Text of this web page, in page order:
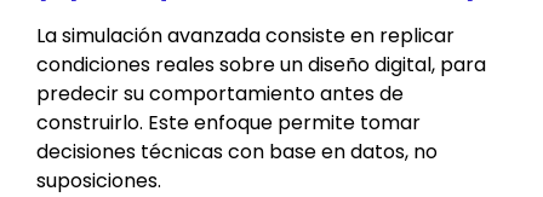
La simulación avanzada consiste en replicar
condiciones reales sobre un diseño digital, para
predecir su comportamiento antes de
construirlo. Este enfoque permite tomar
decisiones técnicas con base en datos, no
suposiciones.